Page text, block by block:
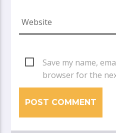
Save my name,
browser for the